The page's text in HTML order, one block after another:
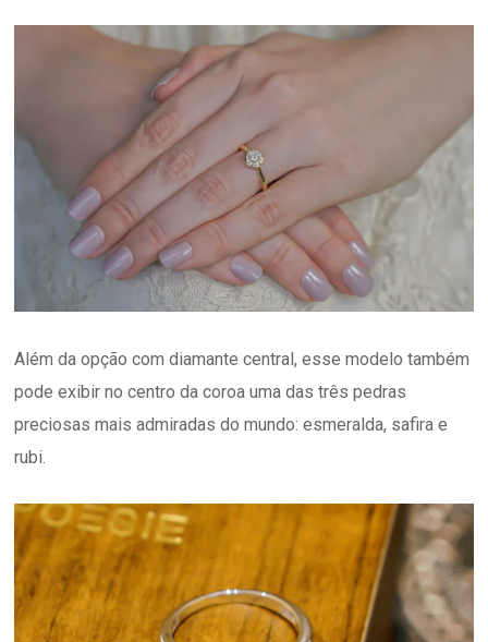
Além da opção com diamante central, esse modelo também
pode exibir no centro da coroa uma das três pedras
preciosas mais admiradas do mundo: esmeralda, safira e
rubi.